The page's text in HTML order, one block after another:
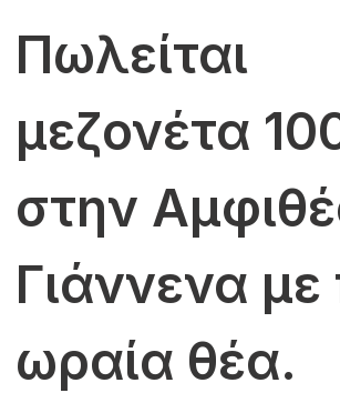
Πωλείται
μεζονέτα
στην
Γιάννενα
ωραία θέα.